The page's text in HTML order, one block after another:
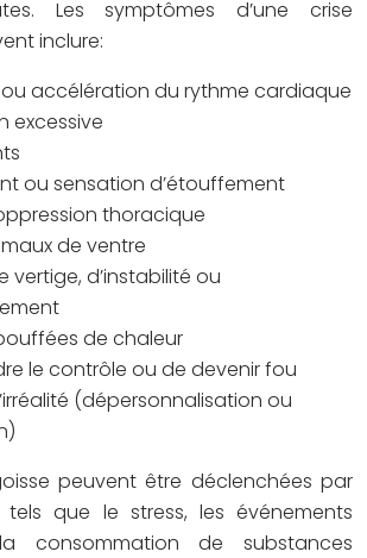
Les symptômes d’une crise
inclure:
accélération du rythme cardiaque
excessive
ou sensation d’étouffement
thoracique
de ventre
vertige, d’instabilité ou
de chaleur
le contrôle ou de devenir fou
(dépersonnalisation ou
peuvent être déclenchées par
tels que le stress, les événements
consommation de substances